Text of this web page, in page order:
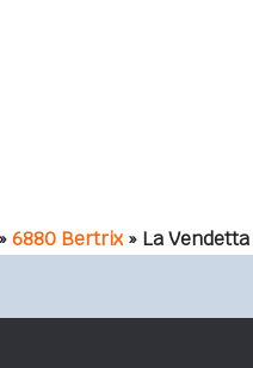
»6880 Bertrix » La Vendetta